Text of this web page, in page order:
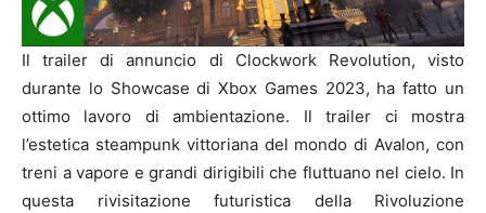
Il trailer di annuncio di Clockwork Revolution, visto
durante lo Showcase di Xbox Games 2023, ha fatto un
ottimo lavoro di ambientazione. Il trailer ci mostra
l’estetica steampunk vittoriana del mondo di Avalon, con
treni a vapore e grandi dirigibili che fluttuano nel cielo. In
questa rivisitazione futuristica della Rivoluzione